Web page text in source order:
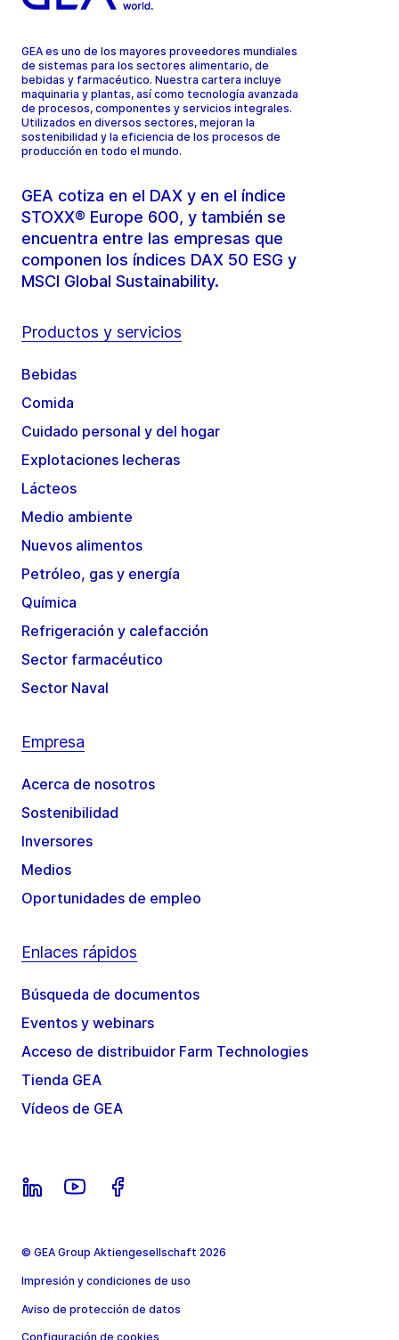
GEA es uno de los mayores proveedores mundiales
de sistemas para los sectores alimentario, de
bebidas y farmacéutico. Nuestra cartera incluye
maquinaria y plantas, así como tecnología avanzada
de procesos, componentes y servicios integrales.
Utilizados en diversos sectores, mejoran la
sostenibilidad y la eficiencia de los procesos de
producción en todo el mundo.
GEA cotiza en el DAX y en el índice
STOXX® Europe 600, y también se
encuentra entre las empresas que
componen los índices DAX 50 ESG y
MSCI Global Sustainability.
Productos y servicios
Bebidas
Comida
Cuidado personal y del hogar
Explotaciones lecheras
Lácteos
Medio ambiente
Nuevos alimentos
Petróleo, gas y energía
Química
Refrigeración y calefacción
Sector farmacéutico
Sector Naval
Empresa
Acerca de nosotros
Sostenibilidad
Inversores
Medios
Oportunidades de empleo
Enlaces rápidos
Búsqueda de documentos
Eventos y webinars
Acceso de distribuidor Farm Technologies
Tienda GEA
Vídeos de GEA
© GEA Group Aktiengesellschaft 2026
Impresión y condiciones de uso
Aviso de protección de datos
Configuración de cookies